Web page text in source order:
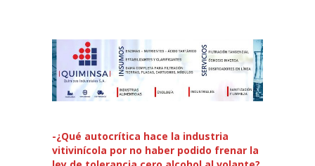
-¿Qué autocrítica hace la industria
vitivinícola por no haber podido frenar la